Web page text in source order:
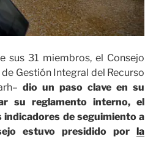
sus 31 miembros, el Consejo
Gestión Integral del Recurso
dio un paso clave en su
su reglamento interno, el
de seguimiento a
estuvo presidido por la